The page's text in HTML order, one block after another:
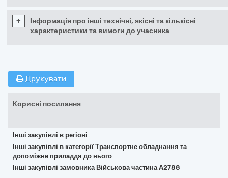
+
Інформація про інші технічні, якісні та кількісні
характеристики та вимоги до учасника
Друкувати
Корисні посилання
Інші закупівлі в регіоні
Інші закупівлі в категорії Транспортне обладнання та
допоміжне приладдя до нього
Інші закупівлі замовника Військова частина А2788